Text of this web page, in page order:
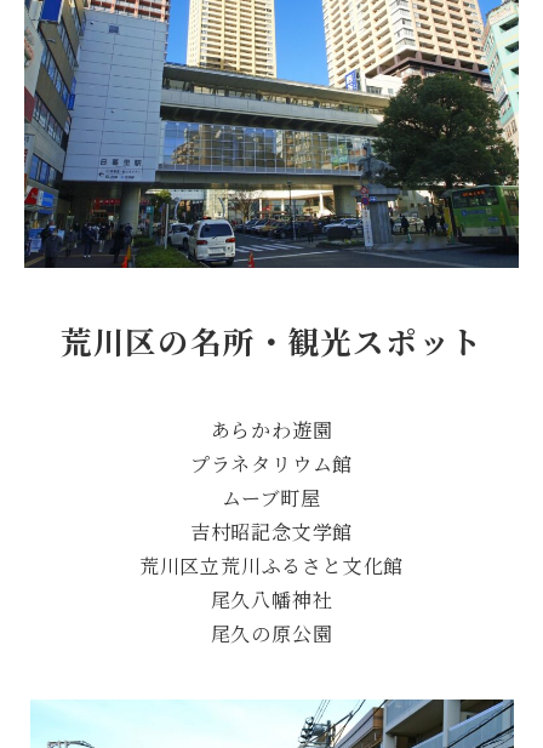
荒川区の名所・観光スポット
あらかわ遊園
プラネタリウム館
ムーブ町屋
吉村昭記念文学館
荒川区立荒川ふるさと文化館
尾久八幡神社
尾久の原公園